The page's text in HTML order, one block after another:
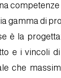
gamma di
è la
e i vincoli
che